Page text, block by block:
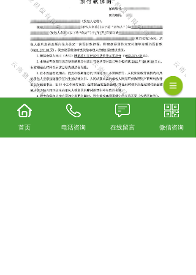
首页 电话咨询 在线留言 微信咨询